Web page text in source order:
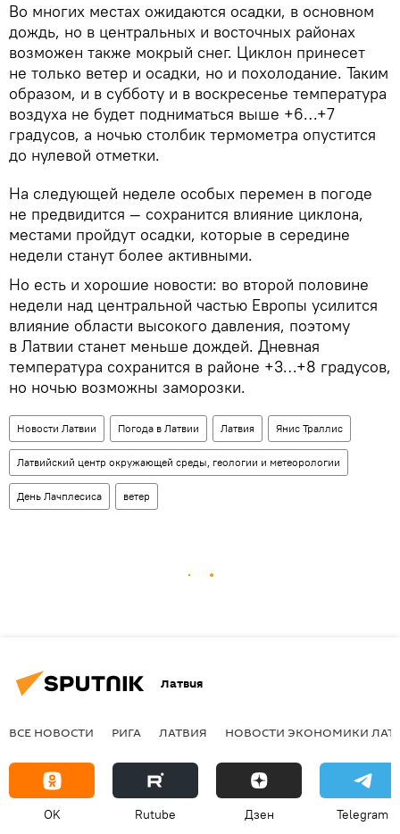
Во многих местах ожидаются осадки, в основном
дождь, но в центральных и восточных районах
возможен также мокрый снег. Циклон принесет
не только ветер и осадки, но и похолодание. Таким
образом, и в субботу и в воскресенье температура
воздуха не будет подниматься выше +6…+7
градусов, а ночью столбик термометра опустится
до нулевой отметки.
На следующей неделе особых перемен в погоде
не предвидится — сохранится влияние циклона,
местами пройдут осадки, которые в середине
недели станут более активными.
Но есть и хорошие новости: во второй половине
недели над центральной частью Европы усилится
влияние области высокого давления, поэтому
в Латвии станет меньше дождей. Дневная
температура сохранится в районе +3…+8 градусов,
но ночью возможны заморозки.
Новости Латвии Погода в Латвии Латвия Янис Траллис
Латвийский центр окружающей среды, геологии и метеорологии
День Лачплесиса ветер
Латвия
ВСЕ НОВОСТИ РИГА ЛАТВИЯ НОВОСТИ ЭКОНОМИКИ
OK Rutube Дзен Telegram